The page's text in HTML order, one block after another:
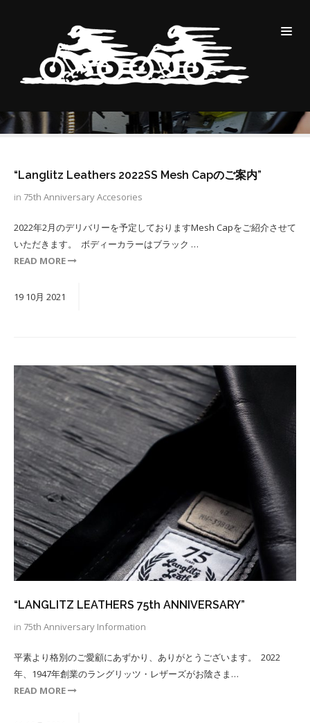
YEARLY ARCHIVES:2021
“Langlitz Leathers 2022SS Mesh Capのご案内”
in 75th AnniversaryAccesories
2022年2月のデリバリーを予定しておりますMesh Capをご紹介させて
いただきます。 ⁡ ボディーカラーはブラック …
READ MORE
19 10月 2021
“LANGLITZ LEATHERS 75th ANNIVERSARY”
in 75th Anniversary Information
平素より格別のご愛顧にあずかり、ありがとうございます。 ⁡ 2022
年、1947年創業のラングリッツ・レザーズがお陰さま…
READ MORE